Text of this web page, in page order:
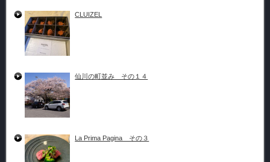
CLUIZEL
仙川の町並み その１４
La Prima Pagina その３